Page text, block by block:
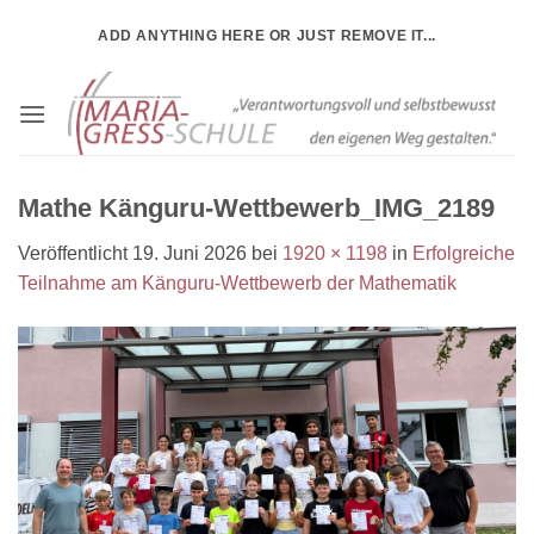
ADD ANYTHING HERE OR JUST REMOVE IT...
Mathe Känguru-Wettbewerb_IMG_2189
Veröffentlicht 19. Juni 2026 bei 1920 × 1198 in Erfolgreiche
Teilnahme am Känguru-Wettbewerb der Mathematik